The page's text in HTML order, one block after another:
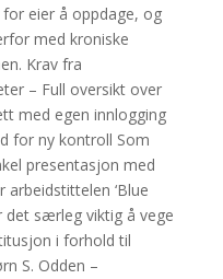
eier å oppdage, og
med kroniske
Krav fra
– Full oversikt over
med egen innlogging
for ny kontroll Som
presentasjon med
‘Blue
det særleg viktig å vege
i forhold til
S. Odden –